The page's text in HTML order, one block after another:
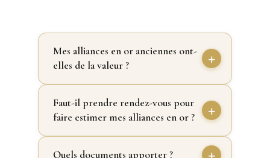
Mes alliances en or anciennes ont-
elles de la valeur ?
Faut-il prendre rendez-vous pour
faire estimer mes alliances en or ?
Quels documents apporter ?